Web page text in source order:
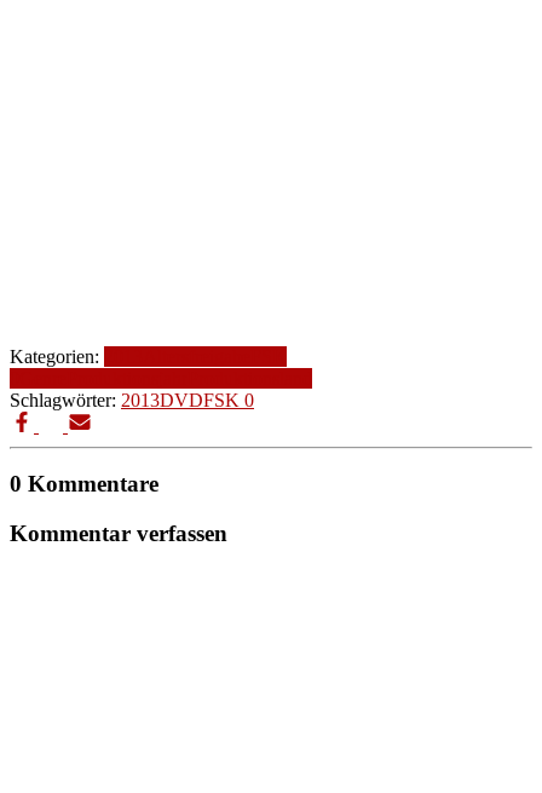
Kategorien:
Schlagwörter: 2013DVDFSK 0
0 Kommentare
Kommentar verfassen